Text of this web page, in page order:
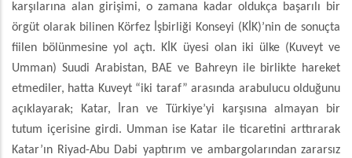
karşılarına alan girişimi, o zamana kadar oldukça başarılı bir
örgüt olarak bilinen Körfez İşbirliği Konseyi (KİK)’nin de sonuçta
fiilen bölünmesine yol açtı. KİK üyesi olan iki ülke (Kuveyt ve
Umman) Suudi Arabistan, BAE ve Bahreyn ile birlikte hareket
etmediler, hatta Kuveyt “iki taraf” arasında arabulucu olduğunu
açıklayarak; Katar, İran ve Türkiye’yi karşısına almayan bir
tutum içerisine girdi. Umman ise Katar ile ticaretini arttırarak
Katar’ın Riyad-Abu Dabi yaptırım ve ambargolarından zararsız